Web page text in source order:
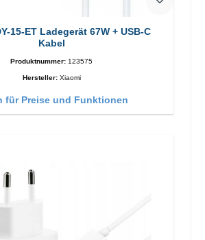
15-ET Ladegerät 67W + USB-C
Kabel
Produktnummer: 123575
Hersteller: Xiaomi
für Preise und Funktionen